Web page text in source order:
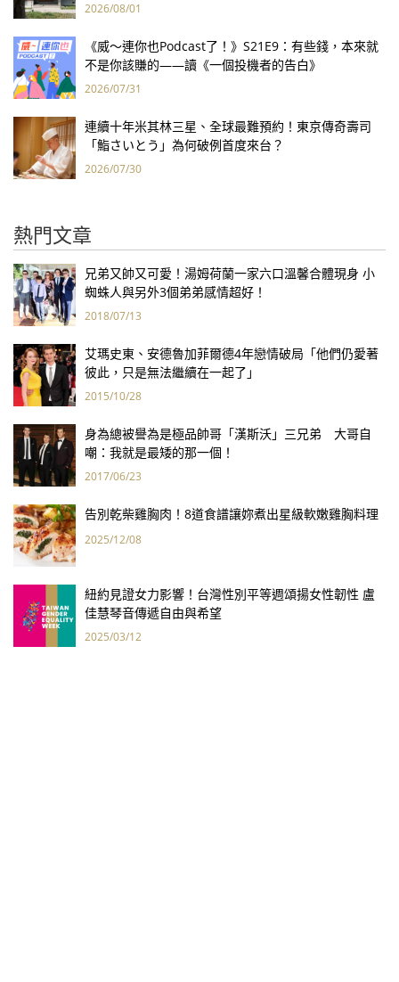
2026/08/01
《威～連你也Podcast了！》S21E9：有些錢，本來就
不是你該賺的——讀《一個投機者的告白》
2026/07/31
連續十年米其林三星、全球最難預約！東京傳奇壽司
「鮨さいとう」為何破例首度來台？
2026/07/30
熱門文章
兄弟又帥又可愛！湯姆荷蘭一家六口溫馨合體現身 小
蜘蛛人與另外3個弟弟感情超好！
2018/07/13
艾瑪史東、安德魯加菲爾德4年戀情破局「他們仍愛著
彼此，只是無法繼續在一起了」
2015/10/28
身為總被譽為是極品帥哥「漢斯沃」三兄弟 大哥自
嘲：我就是最矮的那一個！
2017/06/23
告別乾柴雞胸肉！8道食譜讓妳煮出星級軟嫩雞胸料理
2025/12/08
紐約見證女力影響！台灣性別平等週頌揚女性韌性 盧
佳慧琴音傳遞自由與希望
2025/03/12